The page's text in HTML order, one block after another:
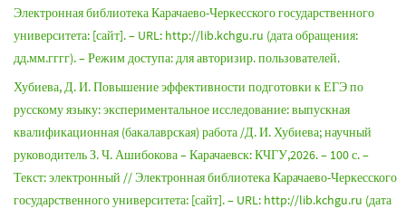
Электронная библиотека Карачаево-Черкесского государственного
университета: [сайт]. – URL: http://lib.kchgu.ru (дата обращения:
дд.мм.гггг). – Режим доступа: для авторизир. пользователей.
Хубиева, Д. И. Повышение эффективности подготовки к ЕГЭ по
русскому языку: экспериментальное исследование: выпускная
квалификационная (бакалаврская) работа /Д. И. Хубиева; научный
руководитель З. Ч. Ашибокова – Карачаевск: КЧГУ,2026. – 100 с. –
Текст: электронный // Электронная библиотека Карачаево-Черкесского
государственного университета: [сайт]. – URL: http://lib.kchgu.ru (дата